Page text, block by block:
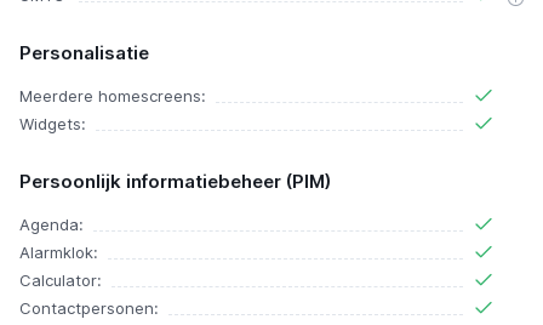
Personalisatie
Meerdere homescreens:
Widgets:
Persoonlijk informatiebeheer (PIM)
Agenda:
Alarmklok:
Calculator:
Contactpersonen: